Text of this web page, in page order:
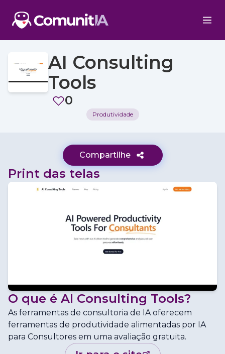
AI Consulting
Tools
0
Produtividade
Compartilhe
Print das telas
O que é AI Consulting Tools?
As ferramentas de consultoria de IA oferecem
ferramentas de produtividade alimentadas por IA
para Consultores em uma avaliação gratuita.